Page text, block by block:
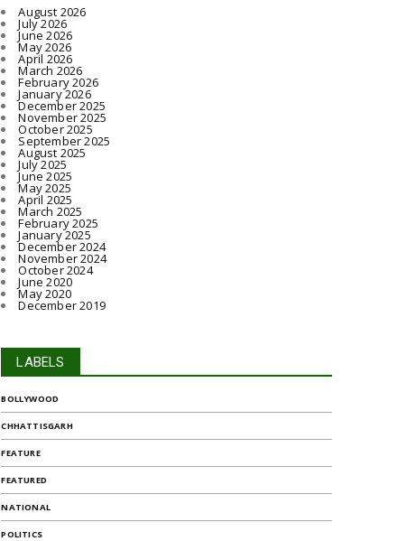
August 2026
July 2026
June 2026
May 2026
April 2026
March 2026
February 2026
January 2026
December 2025
November 2025
October 2025
September 2025
August 2025
July 2025
June 2025
May 2025
April 2025
March 2025
February 2025
January 2025
December 2024
November 2024
October 2024
June 2020
May 2020
December 2019
LABELS
BOLLYWOOD
CHHATTISGARH
FEATURE
FEATURED
NATIONAL
POLITICS